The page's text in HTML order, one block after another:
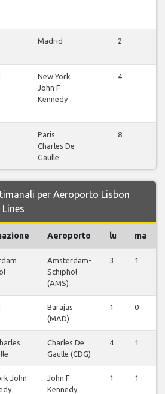
Madrid 2
New York
John F
Kennedy
4
Paris
Charles De
Gaulle
8
per Aeroporto Lisbon
Aeroporto lu ma
Amsterdam-
Schiphol
(AMS)
3 1
Barajas
(MAD)
1 0
Charles De
Gaulle (CDG)
4 1
John
John F
Kennedy
1 1